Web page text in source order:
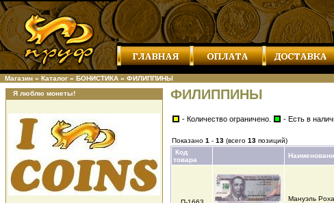
Магазин » Каталог » БОНИСТИКА » ФИЛИППИНЫ
Я люблю монеты!
ФИЛИППИНЫ
- Количество ограничено. - Есть в
Показано 1 - 13 (всего 13 позиций)
Код
товара
Мануэль